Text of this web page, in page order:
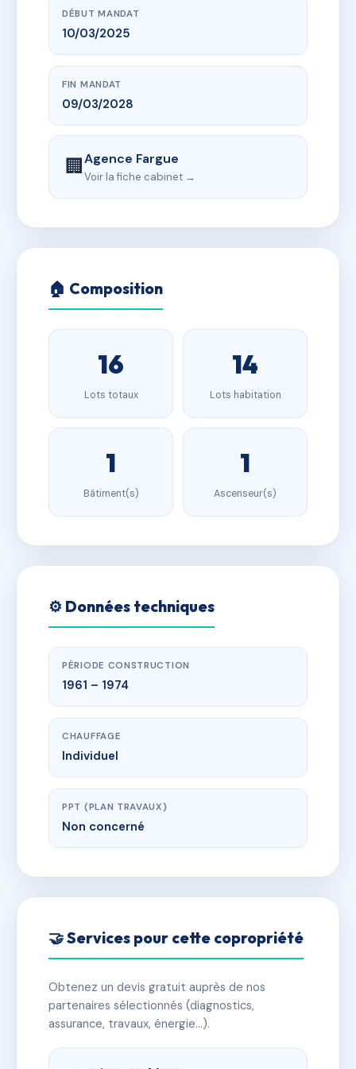
DÉBUT MANDAT
10/03/2025
FIN MANDAT
09/03/2028
🏢Agence Fargue
Voir la fiche cabinet →
🏠 Composition
16
Lots totaux
14
Lots habitation
1
Bâtiment(s)
1
Ascenseur(s)
⚙️ Données techniques
PÉRIODE CONSTRUCTION
1961 – 1974
CHAUFFAGE
Individuel
PPT (PLAN TRAVAUX)
Non concerné
🤝 Services pour cette copropriété
Obtenez un devis gratuit auprès de nos
partenaires sélectionnés (diagnostics,
assurance, travaux, énergie…).